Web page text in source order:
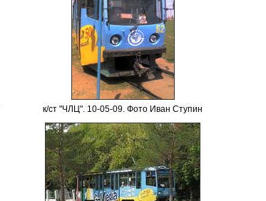
к/ст "ЧЛЦ". 10-05-09. Фото Иван Ступин